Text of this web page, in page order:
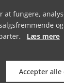
at fungere,
og
Læs mere
Accepter alle